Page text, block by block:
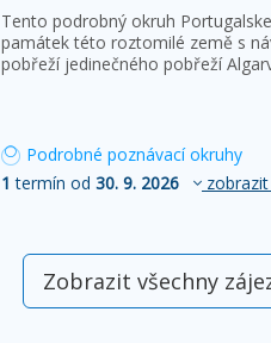
Tento podrobný okruh
památek této roztomilé země s
pobřeží jedinečného pobřeží
Podrobné poznávací okruhy
1 termín od 30. 9. 2026
Zobrazit všechny